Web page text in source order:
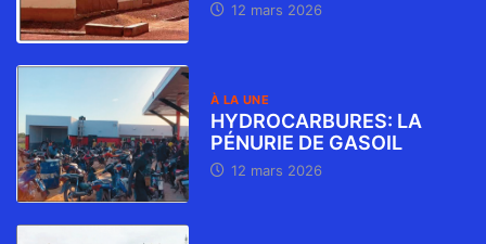
12 mars 2026
À LA UNE
HYDROCARBURES: LA
PÉNURIE DE GASOIL
12 mars 2026